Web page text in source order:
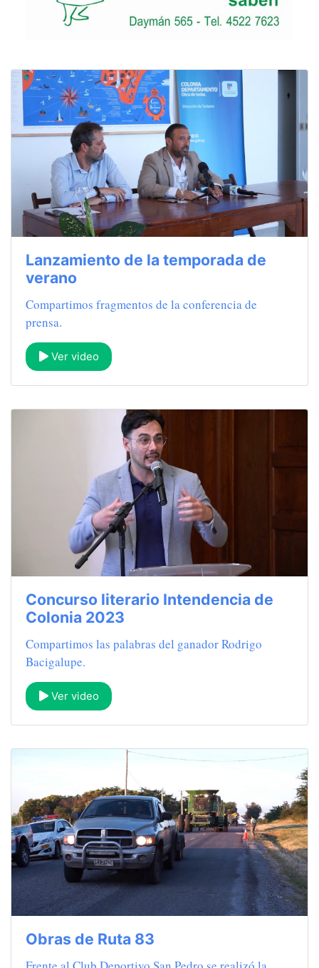
Lanzamiento de la temporada de
verano
Compartimos fragmentos de la conferencia de
prensa.
Ver video
Concurso literario Intendencia de
Colonia 2023
Compartimos las palabras del ganador Rodrigo
Bacigalupe.
Ver video
Obras de Ruta 83